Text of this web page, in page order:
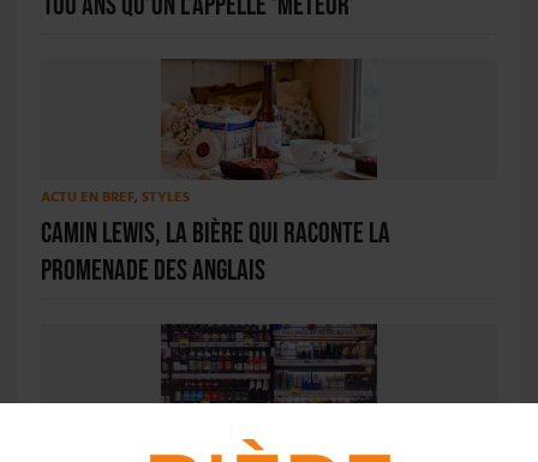
ACTU EN BREF, STYLES
Camin Lewis, la bière qui raconte la
Promenade des Anglais